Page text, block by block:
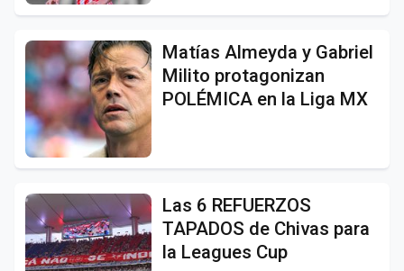
Matías Almeyda y Gabriel
Milito protagonizan
POLÉMICA en la Liga MX
Las 6 REFUERZOS
TAPADOS de Chivas para
la Leagues Cup